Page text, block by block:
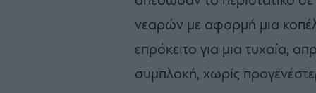
νεαρών με αφορμή μια
επρόκειτο για μια τυχαία,
συμπλοκή, χωρίς